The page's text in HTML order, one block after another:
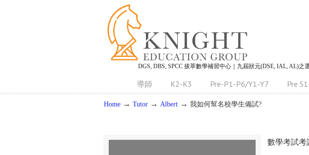
DGS, DBS, SPCC 拔萃數學補習中心｜九屆狀元(DSE, IAL, AL)之
導師 K2-K3 Pre-P1-P6/Y1-Y7 Pre
Home → Tutor → Albert → 我如何幫名校學生備試?
數學考試考